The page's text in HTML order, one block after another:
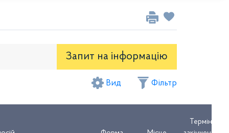
Запит на iнформацію
рішень районної ради
Вид Фільтр
Термін
Термін